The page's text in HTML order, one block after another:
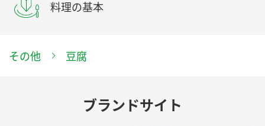
料理の基本
その他 豆腐
ブランドサイト